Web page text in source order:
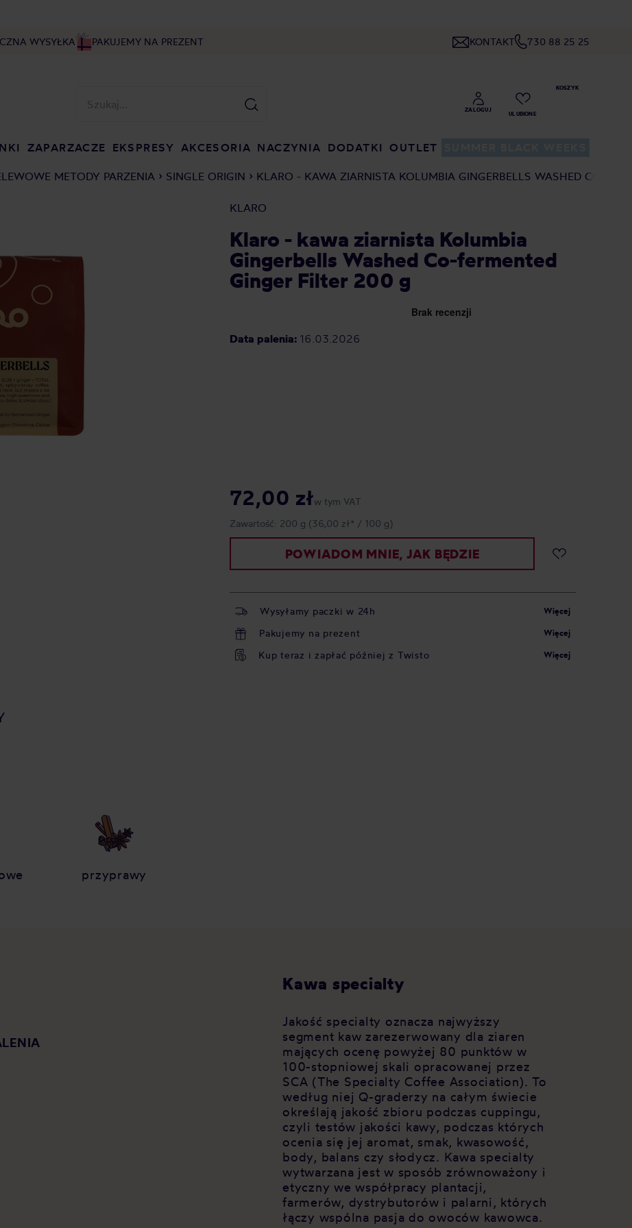
WYSYŁKA PAKUJEMY NA PREZENT KONTAKT 730 88 25 25
ZAPARZACZE EKSPRESY AKCESORIA NACZYNIA DODATKI OUTLET
METODY PARZENIA SINGLE ORIGIN KLARO - KAWA ZIARNISTA KOLUMBIA GINGERBELLS WASHED CO-
KLARO
Klaro - kawa ziarnista Kolumbia
Gingerbells Washed Co-fermented
Ginger Filter 200 g
Data palenia: 16.03.2026
72,00 złw tym VAT
Zawartość: 200 g (36,00 zł* / 100 g)
POWIADOM MNIE, JAK BĘDZIE
Wysyłamy paczki w 24h Więcej
Pakujemy na prezent Więcej
Kup teraz i zapłać później z Twisto Więcej
przyprawy
Kawa specialty
Jakość specialty oznacza najwyższy
segment kaw zarezerwowany dla ziaren
mających ocenę powyżej 80 punktów w
100-stopniowej skali opracowanej przez
SCA (The Specialty Coffee Association). To
według niej Q-graderzy na całym świecie
określają jakość zbioru podczas cuppingu,
czyli testów jakości kawy, podczas których
ocenia się jej aromat, smak, kwasowość,
body, balans czy słodycz. Kawa specialty
wytwarzana jest w sposób zrównoważony i
etyczny we współpracy plantacji,
farmerów, dystrybutorów i palarni, których
łączy wspólna pasja do owoców kawowca.